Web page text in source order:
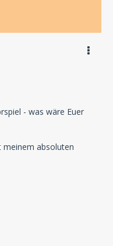
- was wäre Euer
absoluten